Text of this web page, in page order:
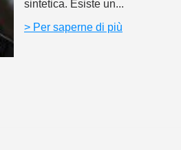
sintetica. Esiste un...
> Per saperne di più